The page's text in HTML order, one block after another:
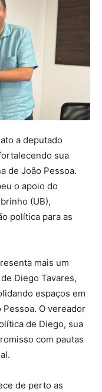
a deputado
sua
de João Pessoa.
o apoio do
(UB),
política para as
mais um
Diego Tavares,
espaços em
O vereador
de Diego, sua
com pautas
de perto as